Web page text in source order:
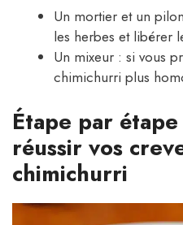
Un mortier et un
les herbes et libérer
Un mixeur : si vous
chimichurri plus
Étape par
réussir vos
chimichurri